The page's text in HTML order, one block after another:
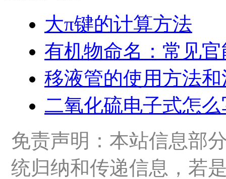
大π键的计算方法
有机物命名：常见
移液管的使用方法
二氧化硫电子式怎
免责声明：本站信息部
统归纳和传递信息，若